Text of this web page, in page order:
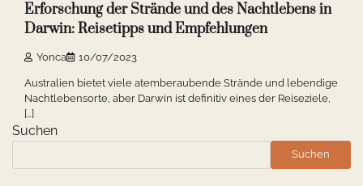
Erforschung der Strände und des Nachtlebens in
Darwin: Reisetipps und Empfehlungen
Yonca 10/07/2023
Australien bietet viele atemberaubende Strände und lebendige
Nachtlebensorte, aber Darwin ist definitiv eines der Reiseziele,
[…]
Suchen
Suchen